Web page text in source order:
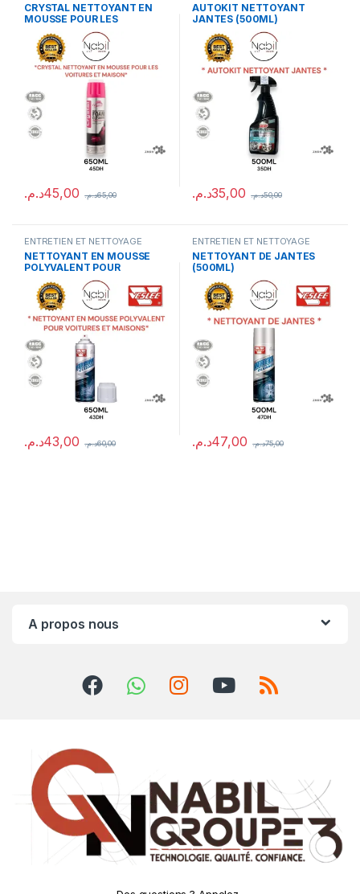
CRYSTAL NETTOYANT EN
MOUSSE POUR LES
VOITURES ET MAISON
(650ML)
45,00د.م. 65,00د.م.
AUTOKIT NETTOYANT
JANTES (500ML)
35,00د.م. 50,00د.م.
ENTRETIEN ET NETTOYAGE
NETTOYANT EN MOUSSE
POLYVALENT POUR
VOITURES ET MAISONS
(650ML)
43,00د.م. 60,00د.م.
ENTRETIEN ET NETTOYAGE
NETTOYANT DE JANTES
(500ML)
47,00د.م. 75,00د.م.
A propos nous